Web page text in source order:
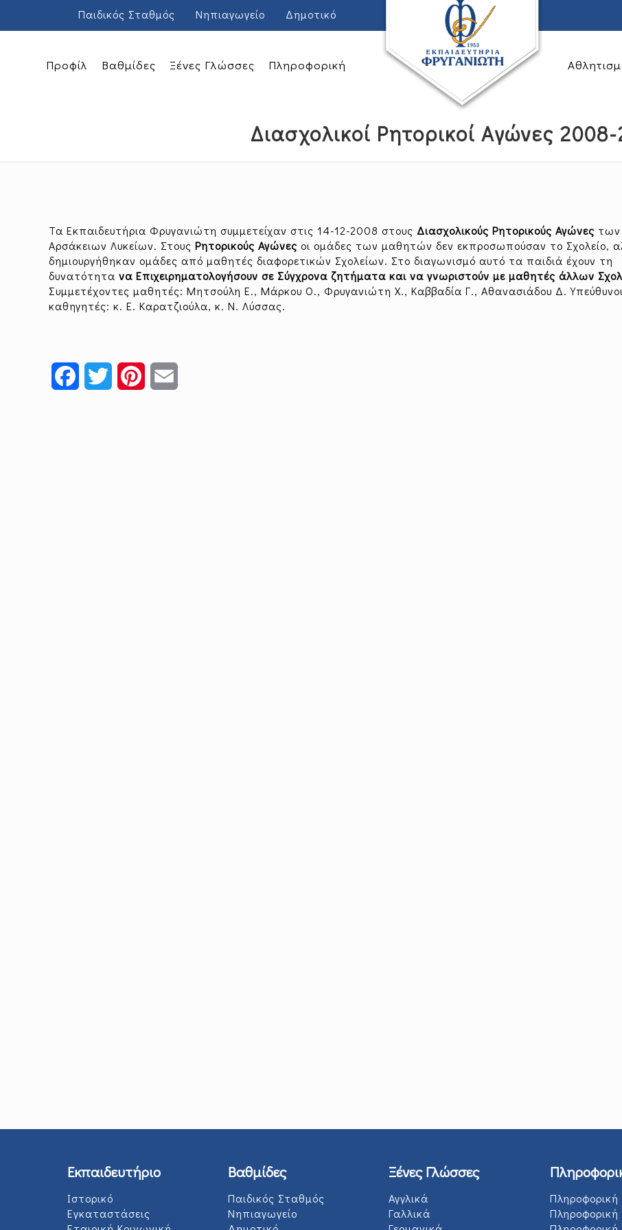
Παιδικός Σταθμός Νηπιαγωγείο Δημοτικό
Προφίλ Βαθμίδες Ξένες Γλώσσες Πληροφορική
Διασχολικοί Ρητορικοί Αγώνες
Τα Εκπαιδευτήρια Φρυγανιώτη συμμετείχαν στις 14-12-2008 στους Διασχολικούς Ρητορικούς Αγώνες των
Αρσάκειων Λυκείων. Στους Ρητορικούς Αγώνες οι ομάδες των μαθητών δεν εκπροσωπούσαν το Σχολείο,
δημιουργήθηκαν ομάδες από μαθητές διαφορετικών Σχολείων. Στο διαγωνισμό αυτό τα παιδιά έχουν τη
δυνατότητανα Επιχειρηματολογήσουν σε Σύγχρονα ζητήματα και να γνωριστούν με μαθητές άλλων
Συμμετέχοντες μαθητές: Μητσούλη Ε., Μάρκου Ο., Φρυγανιώτη Χ., Καββαδία Γ., Αθανασιάδου Δ. Υπεύθυνοι
καθηγητές: κ. Ε. Καρατζιούλα, κ. Ν. Λύσσας.
FacebookTwitter Pinterest
Εκπαιδευτήριο
Ιστορικό
Εγκαταστάσεις
Βαθμίδες
Παιδικός Σταθμός
Νηπιαγωγείο
Ξένες Γλώσσες
Αγγλικά
Γαλλικά
Πληροφορική